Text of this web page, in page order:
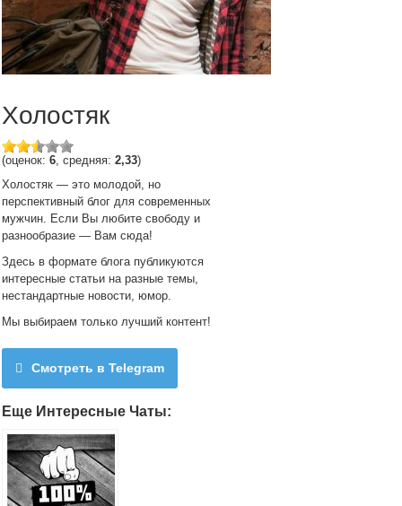
Холостяк
(оценок:6, средняя:2,33)
Холостяк — это молодой, но
перспективный блог для современных
мужчин. Если Вы любите свободу и
разнообразие — Вам сюда!
Здесь в формате блога публикуются
интересные статьи на разные темы,
нестандартные новости, юмор.
Мы выбираем только лучший контент!
Смотреть в Telegram
Еще Интересные Чаты: